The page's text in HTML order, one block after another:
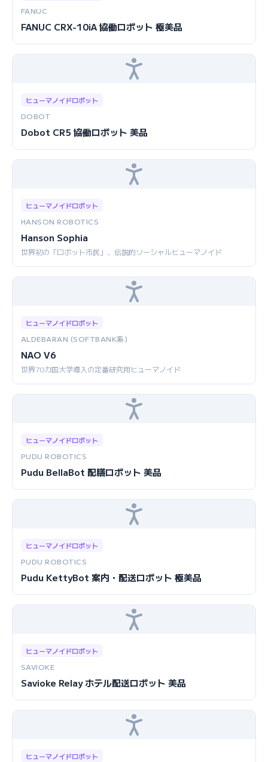
FANUC
FANUC CRX-10iA 協働ロボット 極美品
ヒューマノイドロボット
DOBOT
Dobot CR5 協働ロボット 美品
ヒューマノイドロボット
HANSON ROBOTICS
Hanson Sophia
世界初の「ロボット市民」、伝説的ソーシャルヒューマノイド
ヒューマノイドロボット
ALDEBARAN (SOFTBANK系)
NAO V6
世界70カ国大学導入の定番研究用ヒューマノイド
ヒューマノイドロボット
PUDU ROBOTICS
Pudu BellaBot 配膳ロボット 美品
ヒューマノイドロボット
PUDU ROBOTICS
Pudu KettyBot 案内・配送ロボット 極美品
ヒューマノイドロボット
SAVIOKE
Savioke Relay ホテル配送ロボット 美品
ヒューマノイドロボット